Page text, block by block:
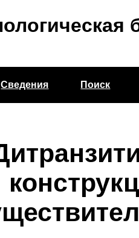
Сведения Поиск